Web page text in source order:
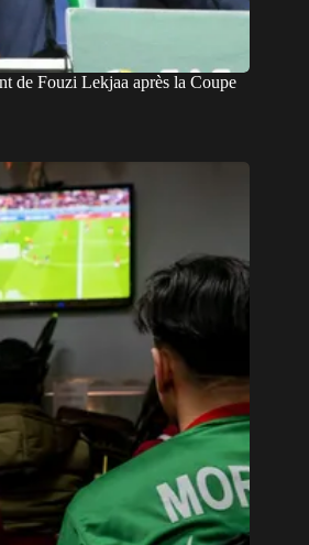
de Fouzi Lekjaa après la Coupe